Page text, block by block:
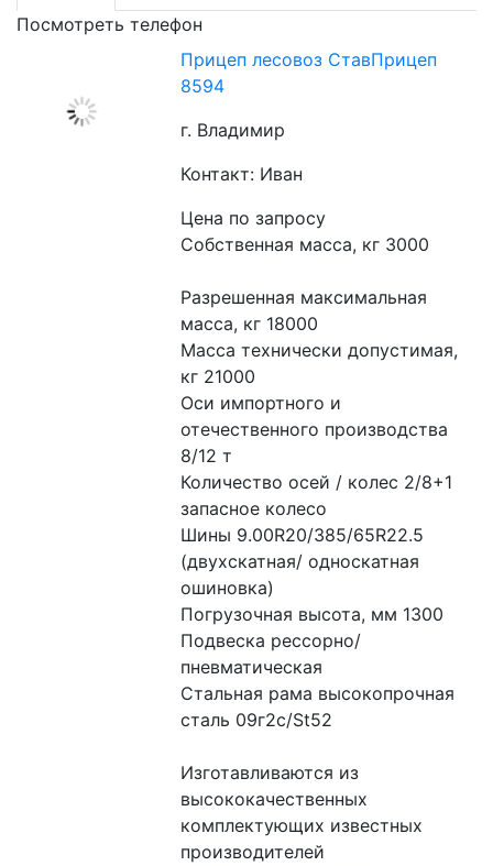
Посмотреть телефон
Прицеп лесовоз СтавПрицеп
8594
г. Владимир
Контакт: Иван
Цена по запросу
Собственная масса, кг 3000
Разрешенная максимальная
масса, кг 18000
Масса технически допустимая,
кг 21000
Оси импортного и
отечественного производства
8/12 т
Количество осей / колес 2/8+1
запасное колесо
Шины 9.00R20/385/65R22.5
(двухскатная/ односкатная
ошиновка)
Погрузочная высота, мм 1300
Подвеска рессорно/
пневматическая
Стальная рама высокопрочная
сталь 09г2с/St52
Изготавливаются из
высококачественных
комплектующих известных
производителей